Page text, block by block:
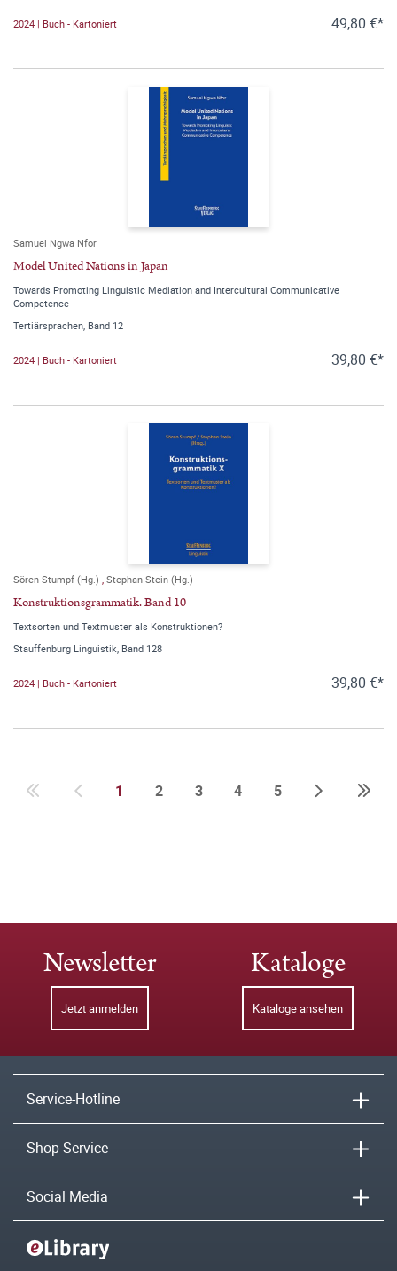
2024 | Buch - Kartoniert 49,80 €*
Samuel Ngwa Nfor
Model United Nations in Japan
Towards Promoting Linguistic Mediation and Intercultural Communicative
Competence
Tertiärsprachen, Band 12
2024 | Buch - Kartoniert 39,80 €*
Sören Stumpf (Hg.) , Stephan Stein (Hg.)
Konstruktionsgrammatik. Band 10
Textsorten und Textmuster als Konstruktionen?
Stauffenburg Linguistik, Band 128
2024 | Buch - Kartoniert 39,80 €*
1 2 3 4 5
Newsletter
Jetzt anmelden
Kataloge
Kataloge ansehen
Service-Hotline
Shop-Service
Social Media